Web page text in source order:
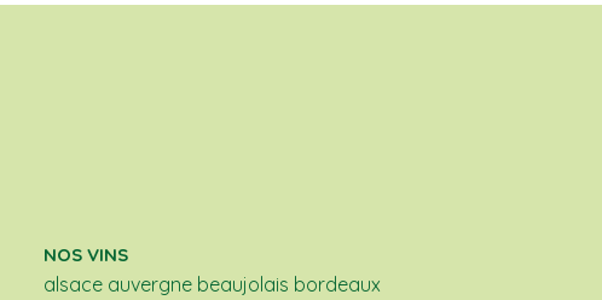
NOS VINS
alsace auvergne beaujolais bordeaux